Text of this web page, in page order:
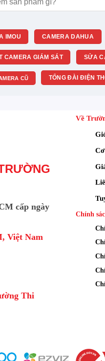
IMOU CAMERA DAHUA
CAMERA GIÁM SÁT SỬA
CŨ TỔNG ĐÀI ĐIỆN
cấp ngày
Việt Nam
Thi
Về
Chính